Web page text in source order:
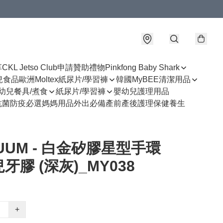
CKL Jetso Club申請贊助禮物Pinkfong Baby Shark
食品歐洲Moltex紙尿片/學習褲
韓國MyBEE清潔用品
兒餐具/煮食 紙尿片/學習褲
嬰幼兒護理用品
菌防疫必選媽媽用品外出必備產前產後護理保健養生
- 白金矽膠星型手環
牙膠 (深灰)_MY038
+